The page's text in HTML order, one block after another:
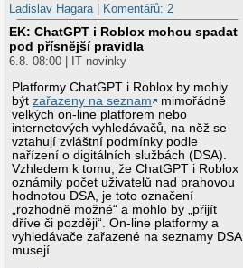
Ladislav Hagara
Komentářů: 2
EK: ChatGPT i Roblox mohou spadat
pod přísnější pravidla
6.8. 08:00 | IT novinky
Platformy ChatGPT i Roblox by mohly
býtzařazeny na seznam
mimořádně
velkých on-line platforem nebo
internetových vyhledávačů, na něž se
vztahují zvláštní podmínky podle
nařízení o digitálních službách (DSA).
Vzhledem k tomu, že ChatGPT i Roblox
oznámily počet uživatelů nad prahovou
hodnotou DSA, je toto označení
„rozhodně možné“ a mohlo by „přijít
dříve či později“. On-line platformy a
vyhledávače zařazené na seznamy DSA
musejí